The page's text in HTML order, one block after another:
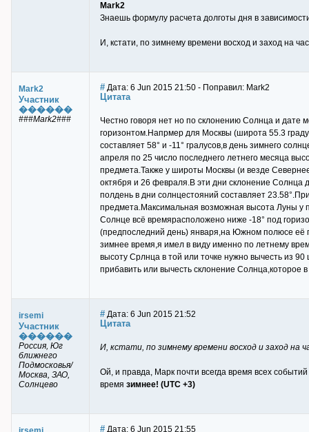
Mark2
Знаешь формулу расчета долготы дня в
И, кстати, по зимнему времени восход и заход на
Mark2
Участник
������
###Mark2###
# Дата: 6 Jun 2015 21:50 - Поправил: Mark2
Цитата
Честно говоря нет но по склонению Солнца и дате
горизонтом.Напрмер для Москвы (широта 55.3
составляет 58° и -11° гралусов,в день зимнего
апреля по 25 число последнего летнего месяца
предмета.Также у широты Москвы (и везде
октября и 26 февраля.В эти дни склонение Солнца
полдень в дни солнцестояний составляет
предмета.Максимальная возможная высота Луны у
Солнце всё времярасположено ниже -18° под
(предпоследний день) января,на Южном полюсе её
зимнее время,я имел в виду именно по летнему
высоту Срлнца в той или точке нужно вычесть из
прибавить или вычесть склонение Солнца,которое
irsemi
Участник
������
Россия, Юг
ближнего
Подмосковья/
Москва, ЗАО,
Солнцево
# Дата: 6 Jun 2015 21:52
Цитата
И, кстати, по зимнему времени восход и заход на
Ой, и правда, Марк почти всегда время всех
время зимнее! (UTC +3)
# Дата: 6 Jun 2015 21:55